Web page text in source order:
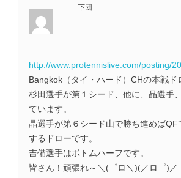
下団
http://www.protennislive.com/posting/
Bangkok（タイ・ハード）CHの本戦ド
杉田選手が第１シード、他に、晶選手
ています。
晶選手が第６シード山で勝ち進めばQF
するドローです。
吉備選手はボトムハーフです。
皆さん！頑張れ～＼(゜ロ＼)(／ロ゜)／